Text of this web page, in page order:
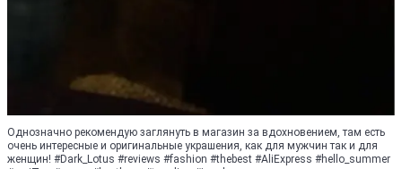
Однозначно рекомендую заглянуть в магазин за вдохновением, там есть
очень интересные и оригинальные украшения, как для мужчин так и для
женщин! #Dark_Lotus #reviews #fashion #thеbеst #АliЕхprеss #hellо_summer